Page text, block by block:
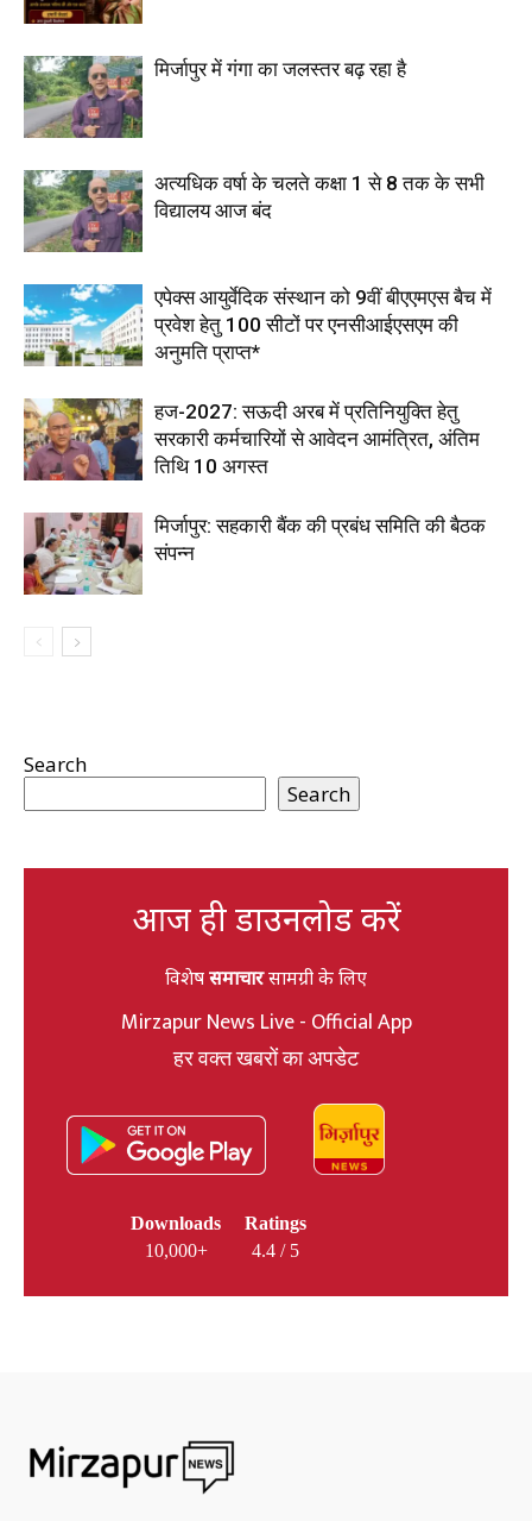
मिर्जापुर में गंगा का जलस्तर बढ़ रहा है
अत्यधिक वर्षा के चलते कक्षा 1 से 8 तक के सभी
विद्यालय आज बंद
एपेक्स आयुर्वेदिक संस्थान को 9वीं बीएएमएस बैच में
प्रवेश हेतु 100 सीटों पर एनसीआईएसएम की
अनुमति प्राप्त*
हज-2027: सऊदी अरब में प्रतिनियुक्ति हेतु
सरकारी कर्मचारियों से आवेदन आमंत्रित, अंतिम
तिथि 10 अगस्त
मिर्जापुर: सहकारी बैंक की प्रबंध समिति की बैठक
संपन्न
Search
Search
आज ही डाउनलोड करें
विशेषसमाचारसामग्री के लिए
Mirzapur News Live - Official App
हर वक्त खबरों का अपडेट
Downloads
10,000+
Ratings
4.4 / 5